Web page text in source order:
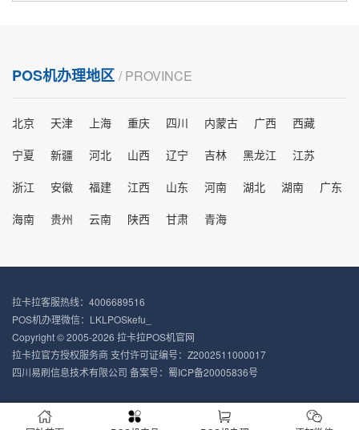
POS机办理地区 / PROVINCE
北京 天津 上海 重庆 四川 内蒙古 广西
西藏
宁夏
新疆 河北 山西 辽宁 吉林 黑龙江
江苏
浙江
安徽 福建 江西 山东 河南 湖北 湖南
广东
海南
贵州 云南 陕西 甘肃 青海
拉卡拉客服热线：4006689516
POS机办理微信：LKLPOSkefu_
Copyright © 2005-2026 拉卡拉POS机官网
拉卡拉官方授权服务商 支付许可证编号：Z2002511000017
四川易刷信息技术有限公司 备案号： 蜀ICP备20005836号